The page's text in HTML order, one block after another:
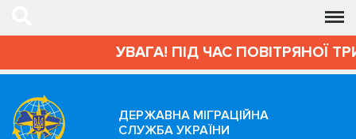
УВАГА! ПІД ЧАС ПОВІТРЯНОЇ
ДЕРЖАВНА МІГРАЦІЙНА
СЛУЖБА УКРАЇНИ